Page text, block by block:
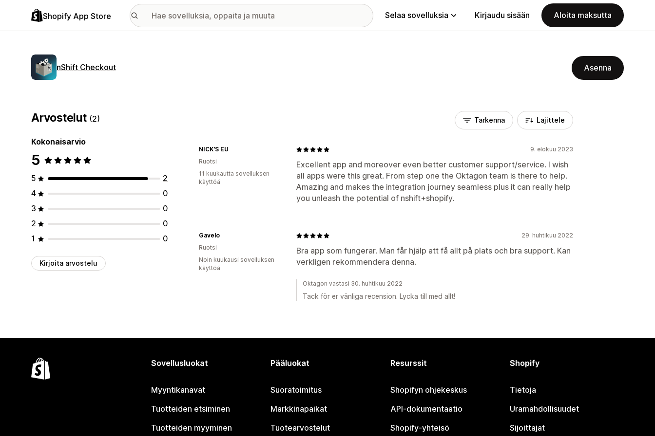
Shopify App Store Selaa sovelluksia Kirjaudu sisään Aloita maksutta
nShift Checkout Asenna
Arvostelut (2)
Kokonaisarvio
5
5
2
4
0
3
0
2
0
1
0
Kirjoita arvostelu
Tarkenna Lajittele
9. elokuu 2023
Excellent app and moreover even better customer support/service. I wish
all apps were this great. From step one the Oktagon team is there to help.
Amazing and makes the integration journey seamless plus it can really help
you unleash the potential of nshift+shopify.
NICK'S EU
Ruotsi
11 kuukautta sovelluksen
käyttöä
29. huhtikuu 2022
Bra app som fungerar. Man får hjälp att få allt på plats och bra support. Kan
verkligen rekommendera denna.
Gavelo
Ruotsi
Noin kuukausi sovelluksen
käyttöä
Oktagon vastasi 30. huhtikuu 2022
Tack för er vänliga recension. Lycka till med allt!
Sovellusluokat
Myyntikanavat
Tuotteiden etsiminen
Tuotteiden myyminen
Pääluokat
Suoratoimitus
Markkinapaikat
Tuotearvostelut
Resurssit
Shopifyn ohjekeskus
API-dokumentaatio
Shopify-yhteisö
Shopify
Tietoja
Uramahdollisuudet
Sijoittajat